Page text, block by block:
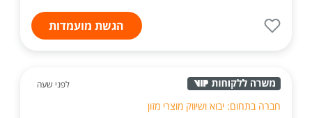
הגשת מועמדות
לפני שעה
חברה בתחום: יבוא ושיווק מוצרי מזון